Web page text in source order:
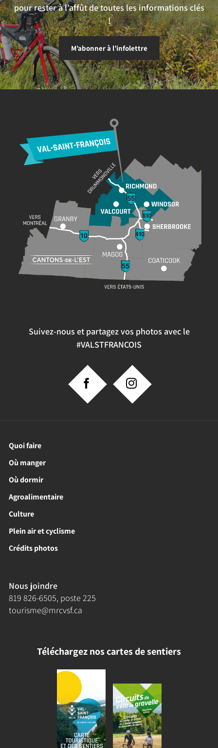
pour rester à l’affût de toutes les informations clés
!
M’abonner à l’infolettre
Suivez-nous et partagez vos photos avec le
#VALSTFRANCOIS
Quoi faire
Où manger
Où dormir
Agroalimentaire
Culture
Plein air et cyclisme
Crédits photos
Nous joindre
819 826-6505, poste 225
tourisme@mrcvsf.ca
Téléchargez nos cartes de sentiers